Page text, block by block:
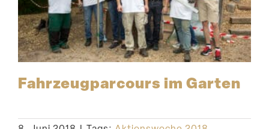
Fahrzeug­par­cours im Garten